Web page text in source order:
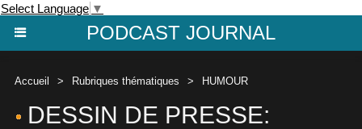
Select Language ▼
PODCAST JOURNAL
Accueil > Rubriques thématiques > HUMOUR
DESSIN DE PRESSE: